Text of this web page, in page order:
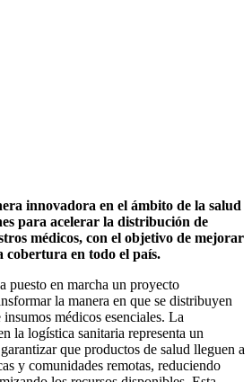
innovadora en el ámbito de la salud
para acelerar la distribución de
médicos, con el objetivo de mejorar
cobertura en todo el país.
puesto en marcha un proyecto
la manera en que se distribuyen
médicos esenciales. La
la logística sanitaria representa un
que productos de salud lleguen a
y comunidades remotas, reduciendo